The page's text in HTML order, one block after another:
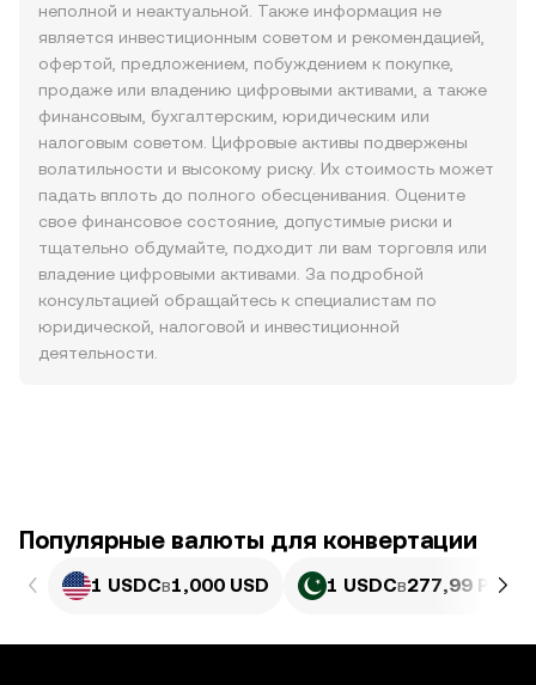
неполной и неактуальной. Также информация не
является инвестиционным советом и рекомендацией,
офертой, предложением, побуждением к покупке,
продаже или владению цифровыми активами, а также
финансовым, бухгалтерским, юридическим или
налоговым советом. Цифровые активы подвержены
волатильности и высокому риску. Их стоимость может
падать вплоть до полного обесценивания. Оцените
свое финансовое состояние, допустимые риски и
тщательно обдумайте, подходит ли вам торговля или
владение цифровыми активами. За подробной
консультацией обращайтесь к специалистам по
юридической, налоговой и инвестиционной
деятельности.
Популярные валюты для конвертации
1 USDCв1,000 USD 1 USDCв277,99 PKR